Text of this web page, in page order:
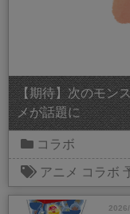
【期待】次のモン
メが話題に
コラボ
アニメ コラボ